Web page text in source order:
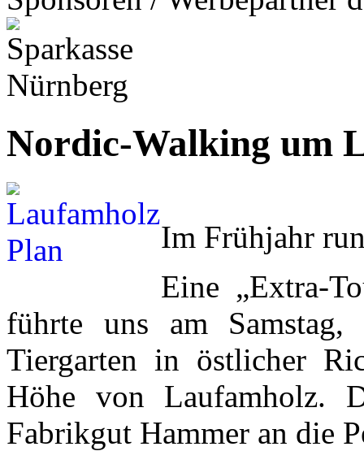
Nordic-Walking um
Im Frühjahr
Eine „Extra-
führte uns am
Tiergarten in östlicher
Höhe von Laufamholz.
Fabrikgut Hammer an die